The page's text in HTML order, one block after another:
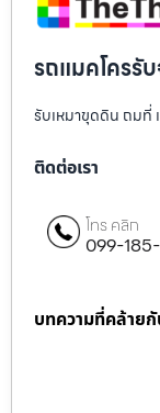
รถแมคโครรั
รับเหมาขุดดิน ถมที่
ติดต่อเรา
โทร คลิก
099-
บทความที่คล้าย